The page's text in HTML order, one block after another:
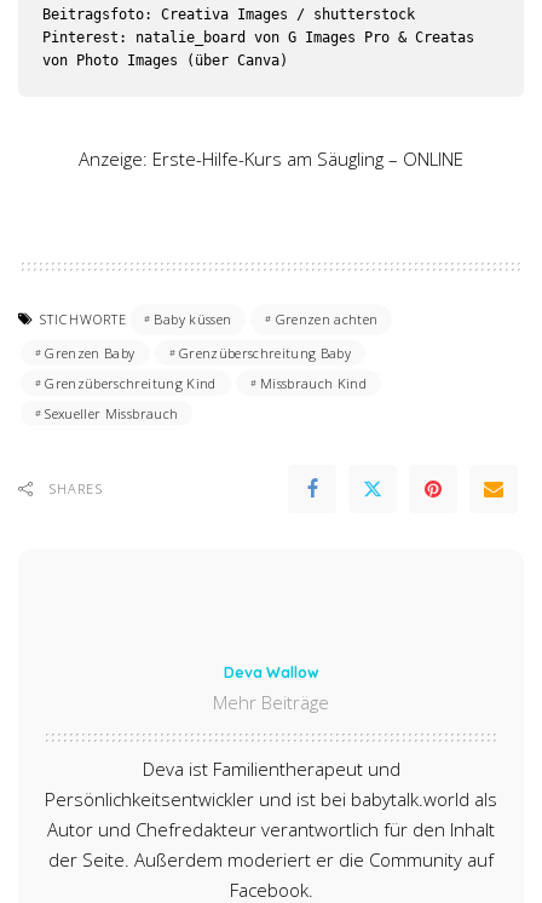
Beitragsfoto: Creativa Images / shutterstock
Pinterest: natalie_board von G Images Pro & Creatas
von Photo Images (über Canva)
Anzeige: Erste-Hilfe-Kurs am Säugling – ONLINE
STICHWORTE Baby küssen
Grenzen achten
Grenzen Baby
Grenzüberschreitung Baby
Grenzüberschreitung Kind
Missbrauch Kind
Sexueller Missbrauch
SHARES
Deva Wallow
Mehr Beiträge
Deva ist Familientherapeut und
Persönlichkeitsentwickler und ist bei babytalk.world als
Autor und Chefredakteur verantwortlich für den Inhalt
der Seite. Außerdem moderiert er die Community auf
Facebook.